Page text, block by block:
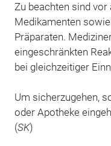
Zu beachten sind
Medikamenten
Präparaten.
eingeschränkten
bei gleichzeitiger
Um sicherzugehen,
oder Apotheke
(SK)